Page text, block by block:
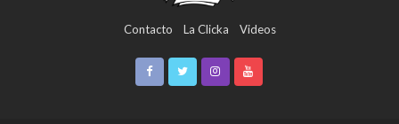
Contacto La Clicka Videos